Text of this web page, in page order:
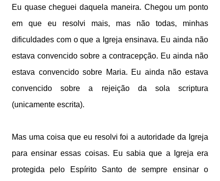
Eu quase cheguei daquela maneira. Chegou um ponto
em que eu resolvi mais, mas não todas, minhas
dificuldades com o que a Igreja ensinava. Eu ainda não
estava convencido sobre a contracepção. Eu ainda não
estava convencido sobre Maria. Eu ainda não estava
convencido sobre a rejeição da sola scriptura
(unicamente escrita).
Mas uma coisa que eu resolvi foi a autoridade da Igreja
para ensinar essas coisas. Eu sabia que a Igreja era
protegida pelo Espírito Santo de sempre ensinar o